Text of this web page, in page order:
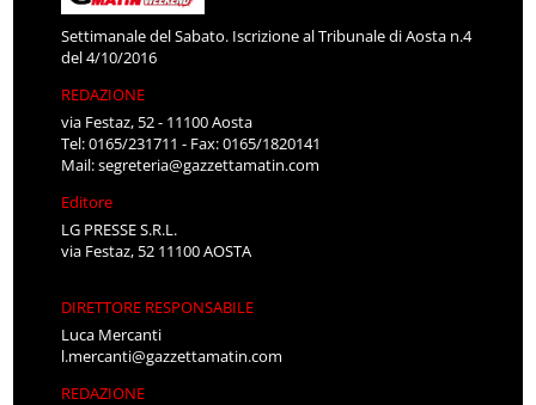
Settimanale del Sabato. Iscrizione al Tribunale di Aosta n.4
del 4/10/2016
REDAZIONE
via Festaz, 52 - 11100 Aosta
Tel: 0165/231711 - Fax: 0165/1820141
Mail:segreteria@gazzettamatin.com
Editore
LG PRESSE S.R.L.
via Festaz, 52 11100 AOSTA
DIRETTORE RESPONSABILE
Luca Mercanti
l.mercanti@gazzettamatin.com
REDAZIONE